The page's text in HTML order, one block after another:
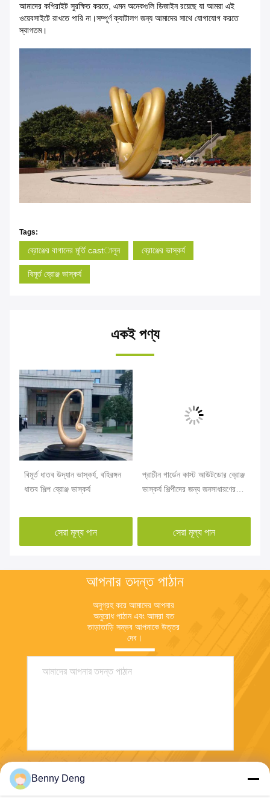
আমাদের কপিরাইট সুরক্ষিত করতে, এমন অনেকগুলি ডিজাইন রয়েছে যা আমরা এই
ওয়েবসাইটে রাখতে পারি না।সম্পূর্ণ ক্যাটালগ জন্য আমাদের সাথে যোগাযোগ করতে
স্বাগতম।
Tags:
ব্রোঞ্জের বাগানের মূর্তি castালুন ব্রোঞ্জের ভাস্কর্য
বিমূর্ত ব্রোঞ্জ ভাস্কর্য
একই পণ্য
বিমূর্ত ধাতব উদ্যান ভাস্কর্য, বহিরঙ্গন
ধাতব শিল্প ব্রোঞ্জ ভাস্কর্য
সেরা মূল্য পান
প্রাচীন গার্ডেন কাস্ট আউটডোর ব্রোঞ্জ
ভাস্কর্য শিল্পীদের জন্য জনসাধারণের
সেরা মূল্য পান
আপনার তদন্ত পাঠান
অনুগ্রহ করে আমাদের আপনার
অনুরোধ পাঠান এবং আমরা যত
তাড়াতাড়ি সম্ভব আপনাকে উত্তর
দেব।
Benny Deng